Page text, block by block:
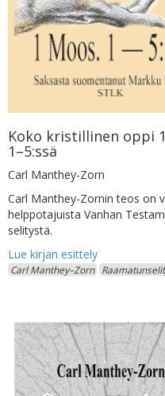
Koko kristillinen oppi
1–5:ssä
Carl Manthey-Zorn
Carl Manthey-Zornin teos on
helppotajuista Vanhan
selitystä.
Carl Manthey–Zorn